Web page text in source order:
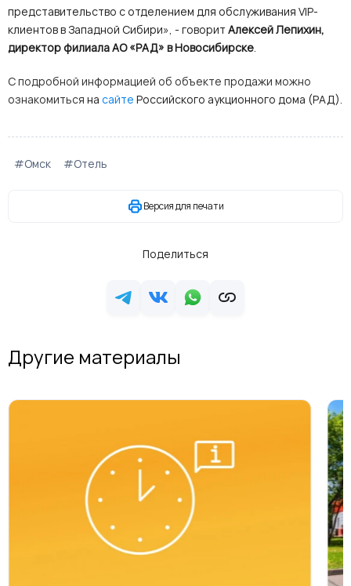
представительство с отделением для обслуживания VIP-
клиентов в Западной Сибири», - говорит Алексей Лепихин,
директор филиала АО «РАД» в Новосибирске
С подробной информацией об объекте продажи можно
ознакомиться на сайте Российского аукционного дома (РАД).
#Омск #Отель
Версия для печати
Поделиться
Другие материалы